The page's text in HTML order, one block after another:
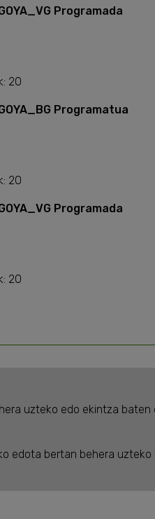
Programada
20
Programatua
20
Programada
20
uzteko edo ekintza
edota bertan behera uzteko